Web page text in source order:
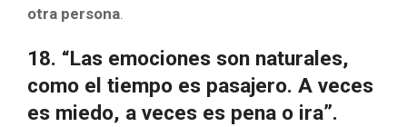
otra persona.
18. “Las emociones son naturales,
como el tiempo es pasajero. A veces
es miedo, a veces es pena o ira”.